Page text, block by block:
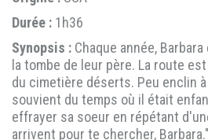
Durée : 1h36
Synopsis : Chaque année,
la tombe de leur père. La route
du cimetière déserts. Peu enclin
souvient du temps où il était
effrayer sa soeur en répétant
arrivent pour te chercher,